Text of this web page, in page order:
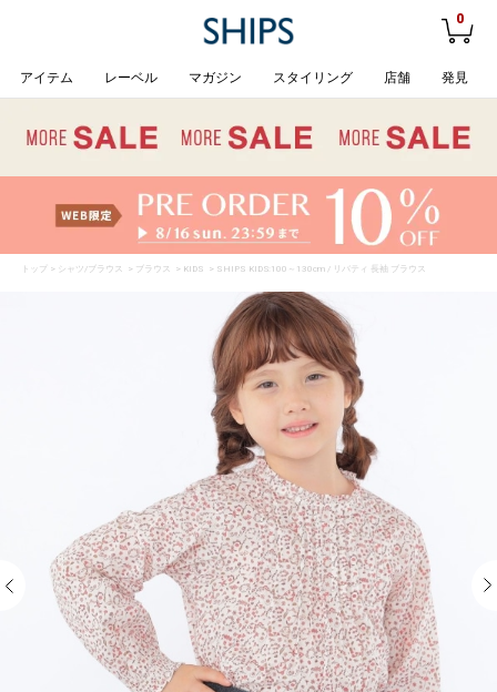
0
アイテム レーベル マガジン スタイリング 店舗 発見
トップ > シャツ/ブラウス > ブラウス > KIDS > SHIPS KIDS:100～130cm / リバティ 長袖 ブラウス